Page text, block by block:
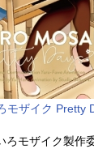
モザイク Pretty
ろモザイク製作